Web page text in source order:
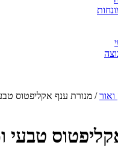
/ מנורת ענף אקליפטוס
טבעי